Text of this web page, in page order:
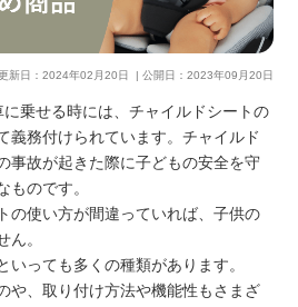
新日： 2024年02月20日 | 公開日： 2023年09月20日
乗せる時には、チャイルドシートの
義務付けられています。チャイルド
事故が起きた際に子どもの安全を守
ものです。
の使い方が間違っていれば、子供の
ん。
いっても多くの種類があります。
や、取り付け方法や機能性もさまざ